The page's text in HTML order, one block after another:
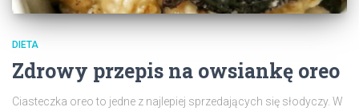
DIETA
Zdrowy przepis na owsiankę oreo
Ciasteczka oreo to jedne z najlepiej sprzedających się słodyczy. W